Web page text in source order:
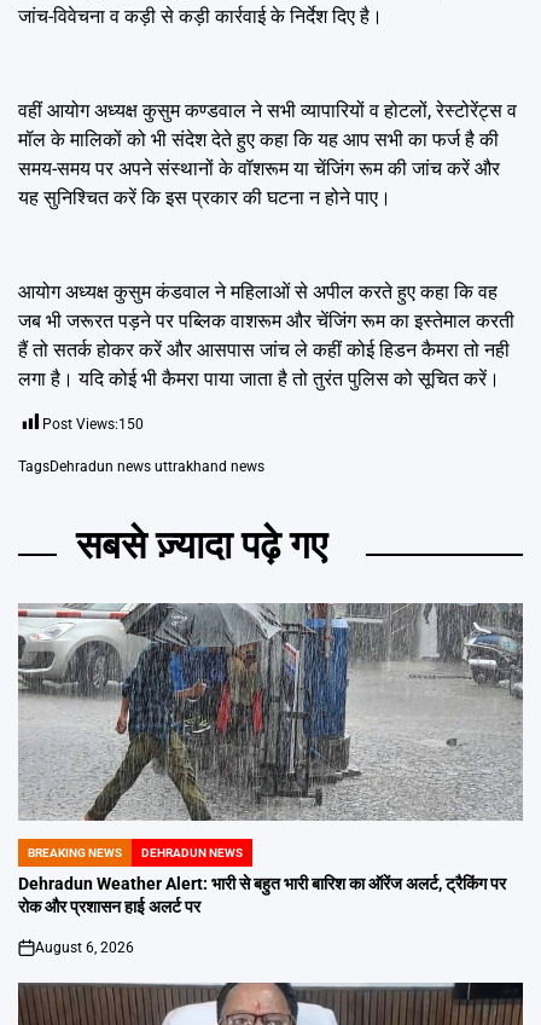
जांच-विवेचना व कड़ी से कड़ी कार्रवाई के निर्देश दिए है।
वहीं आयोग अध्यक्ष कुसुम कण्डवाल ने सभी व्यापारियों व होटलों, रेस्टोरेंट्स व
मॉल के मालिकों को भी संदेश देते हुए कहा कि यह आप सभी का फर्ज है की
समय-समय पर अपने संस्थानों के वॉशरूम या चेंजिंग रूम की जांच करें और
यह सुनिश्चित करें कि इस प्रकार की घटना न होने पाए।
आयोग अध्यक्ष कुसुम कंडवाल ने महिलाओं से अपील करते हुए कहा कि वह
जब भी जरूरत पड़ने पर पब्लिक वाशरूम और चेंजिंग रूम का इस्तेमाल करती
हैं तो सतर्क होकर करें और आसपास जांच ले कहीं कोई हिडन कैमरा तो नही
लगा है। यदि कोई भी कैमरा पाया जाता है तो तुरंत पुलिस को सूचित करें।
Post Views:150
TagsDehradun news uttrakhand news
सबसे ज़्यादा पढ़े गए
POSTED
IN
BREAKING NEWS DEHRADUN NEWS
Dehradun Weather Alert: भारी से बहुत भारी बारिश का ऑरेंज अलर्ट, ट्रैकिंग पर
रोक और प्रशासन हाई अलर्ट पर
on
August 6, 2026